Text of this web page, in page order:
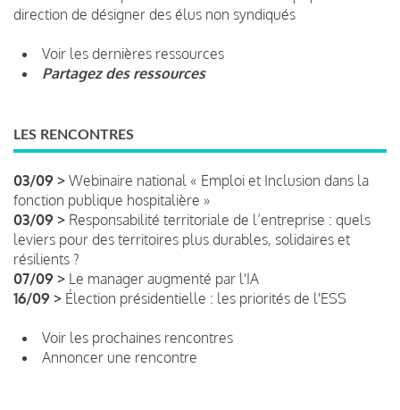
direction de désigner des élus non syndiqués
Voir les dernières ressources
Partagez des ressources
LES RENCONTRES
03/09 > Webinaire national « Emploi et Inclusion dans la
fonction publique hospitalière »
03/09 > Responsabilité territoriale de l’entreprise : quels
leviers pour des territoires plus durables, solidaires et
résilients ?
07/09 > Le manager augmenté par l'IA
16/09 > Élection présidentielle : les priorités de l'ESS
Voir les prochaines rencontres
Annoncer une rencontre